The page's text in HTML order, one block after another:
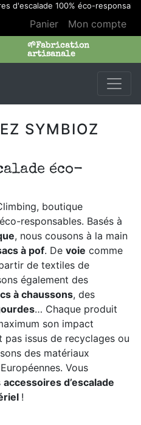
100% éco-responsables
Panier Mon compte
🌱Fabrication
artisanale
SYMBIOZ
éco-
boutique
éco-responsables. Basés à
, nous cousons à la main
à pof. De voie comme
de textiles de
également des
à chaussons, des
… Chaque produit
son impact
issus de recyclages ou
des matériaux
Vous
accessoires d’escalade
!